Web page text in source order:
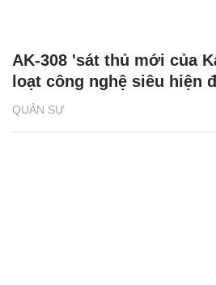
QUÂN SỰ
AK-308 'sát thủ mới của
loạt công nghệ siêu hiện